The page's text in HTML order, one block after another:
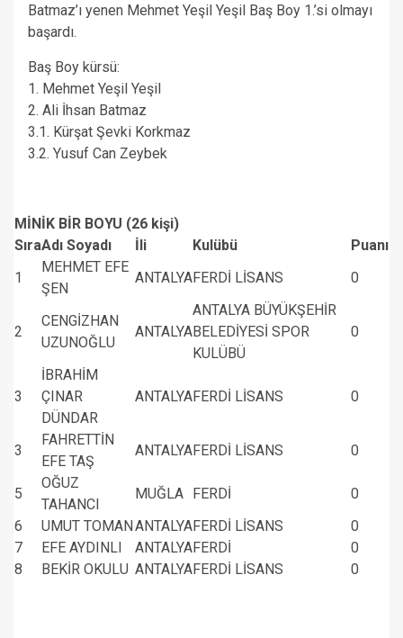
Batmaz’ı yenen Mehmet Yeşil Yeşil Baş Boy 1.’si olmayı
başardı.
Baş Boy kürsü:
1. Mehmet Yeşil Yeşil
2. Ali İhsan Batmaz
3.1. Kürşat Şevki Korkmaz
3.2. Yusuf Can Zeybek
MİNİK BİR BOYU (26 kişi)
SıraAdı Soyadı İli Kulübü
Puanı
1
MEHMET EFE
ŞEN
ANTALYAFERDİ LİSANS 0
2
CENGİZHAN
UZUNOĞLU
ANTALYA
ANTALYA BÜYÜKŞEHİR
BELEDİYESİ SPOR
KULÜBÜ
0
3
İBRAHİM
ÇINAR
DÜNDAR
ANTALYAFERDİ LİSANS 0
3
FAHRETTİN
EFE TAŞ
ANTALYAFERDİ LİSANS 0
5
OĞUZ
TAHANCI
MUĞLA FERDİ
0
6
UMUT TOMANANTALYAFERDİ LİSANS
0
7
EFE AYDINLI ANTALYAFERDİ
0
8
BEKİR OKULU ANTALYAFERDİ LİSANS 0